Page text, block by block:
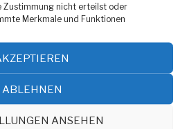
Zustimmung nicht erteilst oder
Merkmale und Funktionen
ABLEHNEN
ANSEHEN
uns das Ansprechen von
schwer, einen ersten Schritt